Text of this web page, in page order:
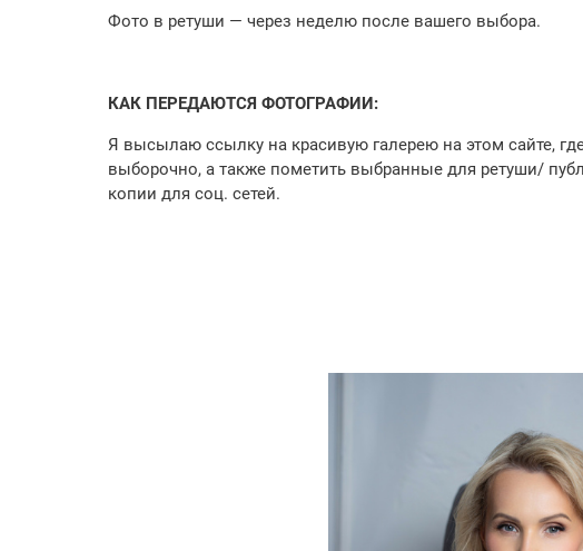
Фото в ретуши — через неделю после вашего выбора.
КАК ПЕРЕДАЮТСЯ ФОТОГРАФИИ:
Я высылаю ссылку на красивую галерею на этом сайте,
выборочно, а также пометить выбранные для ретуши/
копии для соц. сетей.